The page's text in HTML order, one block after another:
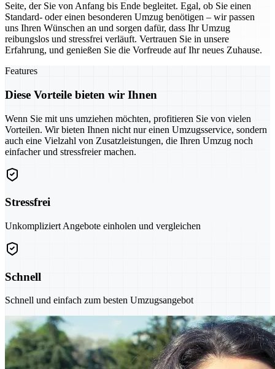
Seite, der Sie von Anfang bis Ende begleitet. Egal, ob Sie einen
Standard- oder einen besonderen Umzug benötigen – wir passen
uns Ihren Wünschen an und sorgen dafür, dass Ihr Umzug
reibungslos und stressfrei verläuft. Vertrauen Sie in unsere
Erfahrung, und genießen Sie die Vorfreude auf Ihr neues Zuhause.
Features
Diese Vorteile bieten wir Ihnen
Wenn Sie mit uns umziehen möchten, profitieren Sie von vielen
Vorteilen. Wir bieten Ihnen nicht nur einen Umzugsservice, sondern
auch eine Vielzahl von Zusatzleistungen, die Ihren Umzug noch
einfacher und stressfreier machen.
Stressfrei
Unkompliziert Angebote einholen und vergleichen
Schnell
Schnell und einfach zum besten Umzugsangebot